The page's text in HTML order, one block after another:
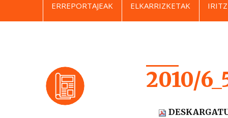
ERREPORTAJEAK ELKARRIZKETAK
2010/